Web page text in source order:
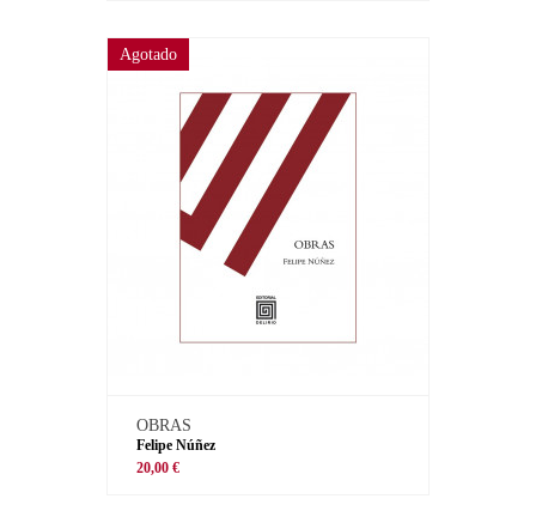
Agotado
OBRAS
Felipe Núñez
20,00 €